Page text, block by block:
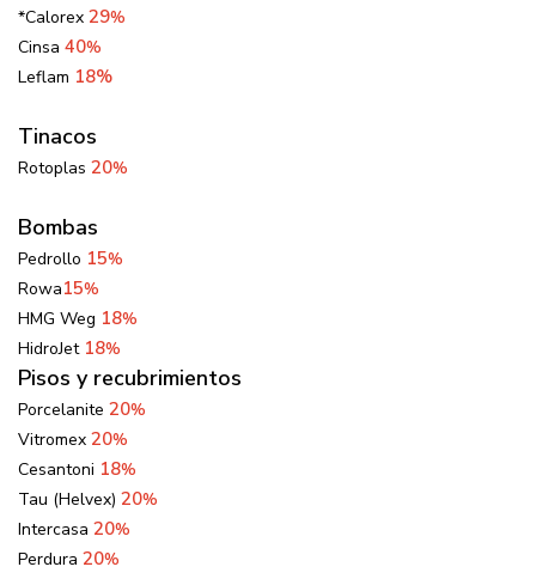
*Calorex 29%
Cinsa 40%
Leflam 18%
Tinacos
Rotoplas 20%
Bombas
Pedrollo 15%
Rowa15%
HMG Weg 18%
HidroJet 18%
Pisos y recubrimientos
Porcelanite 20%
Vitromex 20%
Cesantoni 18%
Tau (Helvex) 20%
Intercasa 20%
Perdura 20%